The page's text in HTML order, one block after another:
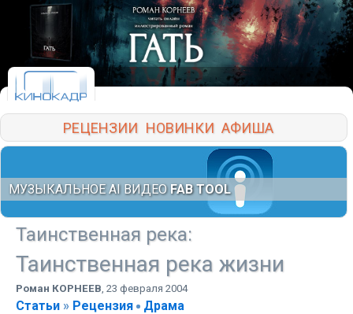
РЕЦЕНЗИИ НОВИНКИ АФИША
МУЗЫКАЛЬНОЕ AI ВИДЕО FAB TOOL
Таинственная река:
Таинственная река жизни
Роман КОРНЕЕВ, 23 февраля 2004
Статьи » Рецензия Драма